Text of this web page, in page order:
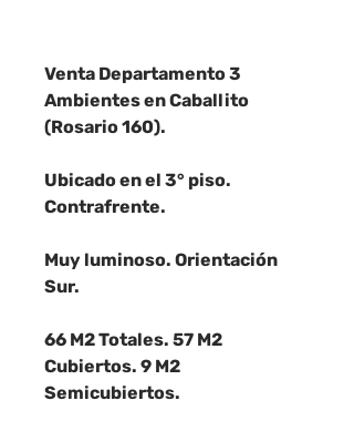
Venta Departamento 3
Ambientes en Caballito
(Rosario 160).
Ubicado en el 3° piso.
Contrafrente.
Muy luminoso. Orientación
Sur.
66 M2 Totales. 57 M2
Cubiertos. 9 M2
Semicubiertos.